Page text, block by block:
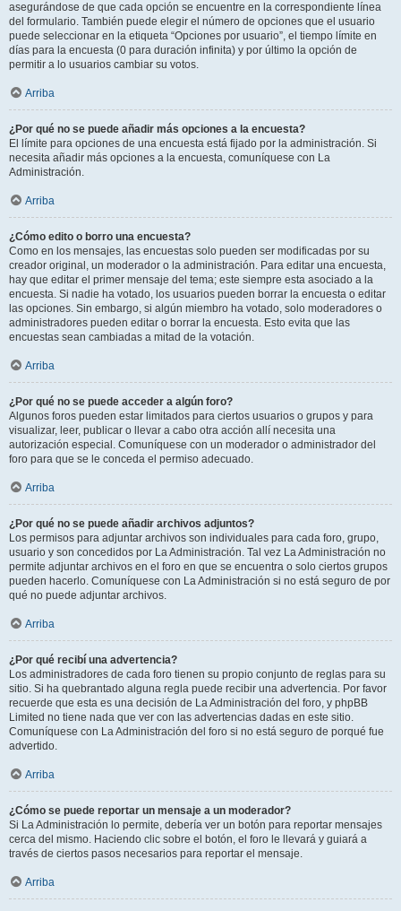
asegurándose de que cada opción se encuentre en la correspondiente línea
del formulario. También puede elegir el número de opciones que el usuario
puede seleccionar en la etiqueta “Opciones por usuario”, el tiempo límite en
días para la encuesta (0 para duración infinita) y por último la opción de
permitir a lo usuarios cambiar su votos.
Arriba
¿Por qué no se puede añadir más opciones a la encuesta?
El límite para opciones de una encuesta está fijado por la administración. Si
necesita añadir más opciones a la encuesta, comuníquese con La
Administración.
Arriba
¿Cómo edito o borro una encuesta?
Como en los mensajes, las encuestas solo pueden ser modificadas por su
creador original, un moderador o la administración. Para editar una encuesta,
hay que editar el primer mensaje del tema; este siempre esta asociado a la
encuesta. Si nadie ha votado, los usuarios pueden borrar la encuesta o editar
las opciones. Sin embargo, si algún miembro ha votado, solo moderadores o
administradores pueden editar o borrar la encuesta. Esto evita que las
encuestas sean cambiadas a mitad de la votación.
Arriba
¿Por qué no se puede acceder a algún foro?
Algunos foros pueden estar limitados para ciertos usuarios o grupos y para
visualizar, leer, publicar o llevar a cabo otra acción allí necesita una
autorización especial. Comuníquese con un moderador o administrador del
foro para que se le conceda el permiso adecuado.
Arriba
¿Por qué no se puede añadir archivos adjuntos?
Los permisos para adjuntar archivos son individuales para cada foro, grupo,
usuario y son concedidos por La Administración. Tal vez La Administración no
permite adjuntar archivos en el foro en que se encuentra o solo ciertos grupos
pueden hacerlo. Comuníquese con La Administración si no está seguro de por
qué no puede adjuntar archivos.
Arriba
¿Por qué recibí una advertencia?
Los administradores de cada foro tienen su propio conjunto de reglas para su
sitio. Si ha quebrantado alguna regla puede recibir una advertencia. Por favor
recuerde que esta es una decisión de La Administración del foro, y phpBB
Limited no tiene nada que ver con las advertencias dadas en este sitio.
Comuníquese con La Administración del foro si no está seguro de porqué fue
advertido.
Arriba
¿Cómo se puede reportar un mensaje a un moderador?
Si La Administración lo permite, debería ver un botón para reportar mensajes
cerca del mismo. Haciendo clic sobre el botón, el foro le llevará y guiará a
través de ciertos pasos necesarios para reportar el mensaje.
Arriba